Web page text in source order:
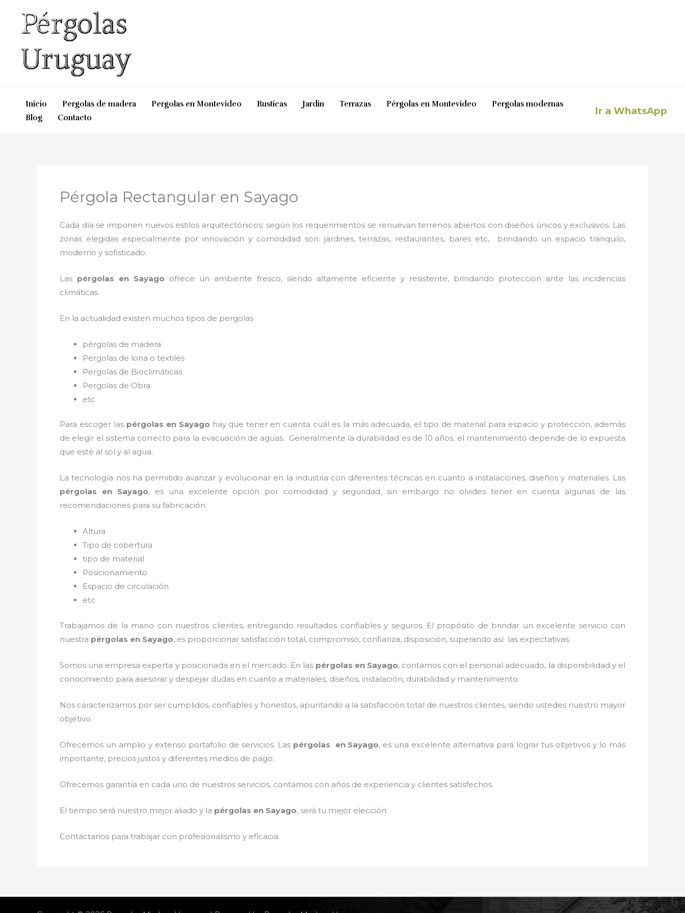
contenido
Inicio Pergolas de madera Pergolas en Montevideo Rusticas Jardin Terrazas Pérgolas en Montevideo
Pergolas modernas
Blog
Contacto
Ir a WhatsApp
Pérgola Rectangular en Sayago
Cada día se imponen nuevos estilos arquitectónicos; según los requerimientos se renuevan terrenos abiertos con diseños únicos y exclusivos. Las
zonas elegidas especialmente por innovación y comodidad son: jardines, terrazas, restaurantes, bares etc, brindando un espacio tranquilo,
moderno y sofisticado.
Las pérgolas en Sayago ofrece un ambiente fresco, siendo altamente eficiente y resistente, brindando protección ante las incidencias
climáticas.
En la actualidad existen muchos tipos de pergolas
pérgolas de madera
Pergolas de lona o textiles
Pergolas de Bioclimáticas
Pergolas de Obra
etc
Para escoger las pérgolas en Sayago hay que tener en cuenta cuál es la más adecuada, el tipo de material para espacio y protección, además
de elegir el sistema correcto para la evacuación de aguas. Generalmente la durabilidad es de 10 años; el mantenimiento depende de lo expuesta
que esté al sol y al agua.
La tecnología nos ha permitido avanzar y evolucionar en la industria con diferentes técnicas en cuanto a instalaciones, diseños y materiales. Las
pérgolas en Sayago, es una excelente opción por comodidad y seguridad, sin embargo no olvides tener en cuenta algunas de las
recomendaciones para su fabricación:
Altura
Tipo de cobertura
tipo de material
Posicionamiento
Espacio de circulación
etc
Trabajamos de la mano con nuestros clientes, entregando resultados confiables y seguros. El propósito de brindar un excelente servicio con
nuestra pérgolas en Sayago, es proporcionar satisfacción total, compromiso, confianza, disposición, superando así las expectativas.
Somos una empresa experta y posicionada en el mercado. En las pérgolas en Sayago, contamos con el personal adecuado, la disponibilidad y el
conocimiento para asesorar y despejar dudas en cuanto a materiales, diseños, instalación, durabilidad y mantenimiento.
Nos caracterizamos por ser cumplidos, confiables y honestos, apuntando a la satisfacción total de nuestros clientes, siendo ustedes nuestro mayor
objetivo.
Ofrecemos un amplio y extenso portafolio de servicios. Las pérgolas en Sayago, es una excelente alternativa para lograr tus objetivos y lo más
importante, precios justos y diferentes medios de pago.
Ofrecemos garantía en cada uno de nuestros servicios, contamos con años de experiencia y clientes satisfechos.
El tiempo será nuestro mejor aliado y la pérgolas en Sayago, será tu mejor elección.
Contáctanos para trabajar con profesionalismo y eficacia.